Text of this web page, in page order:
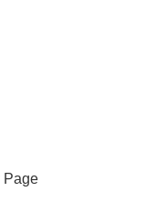
Page